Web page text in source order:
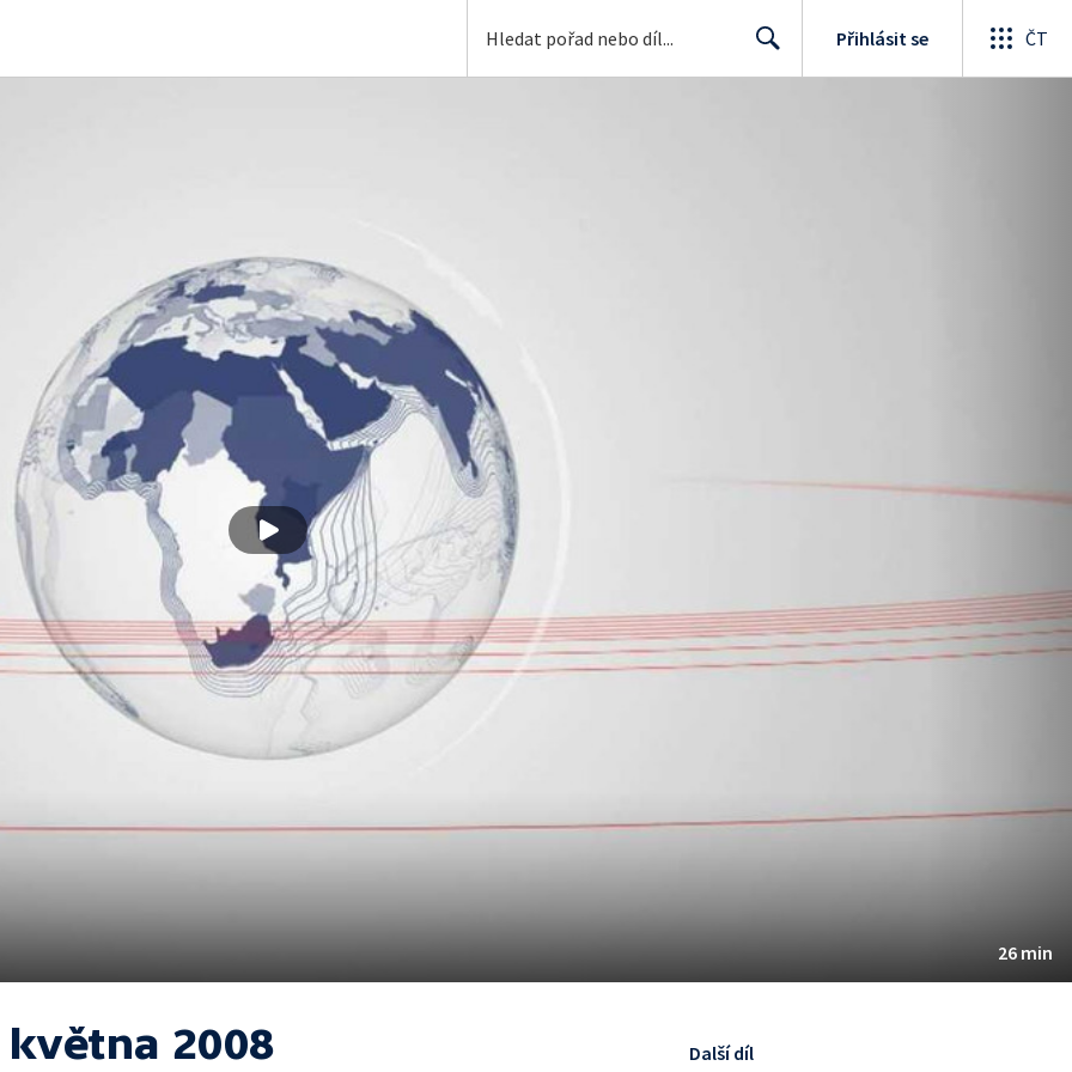
Přihlásit se ČT
26 min
května 2008 Další díl